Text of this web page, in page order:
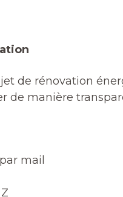
de rénovation
manière
mail